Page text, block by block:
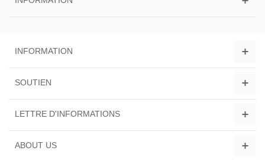
INFORMATION
SOUTIEN
LETTRE D'INFORMATIONS
ABOUT US